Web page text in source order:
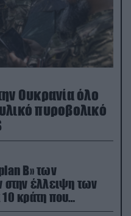
Ουκρανία όλο
πυροβολικό
Β» των
έλλειψη των
κράτη που
στο δίκτυο